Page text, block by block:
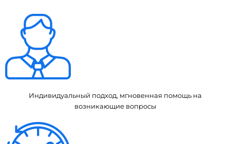
Индивидуальный подход, мгновенная помощь на
возникающие вопросы